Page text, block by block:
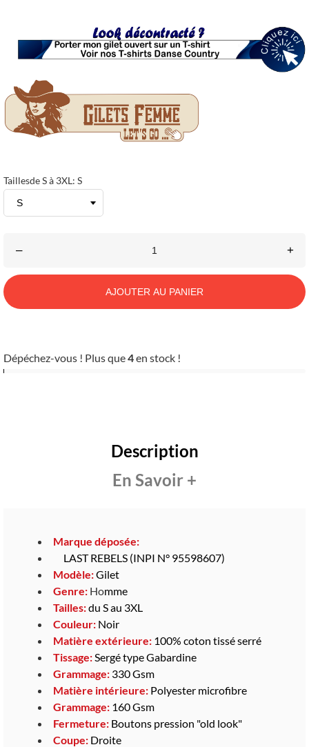
Taillesde S à 3XL: S
– +
AJOUTER AU PANIER
Dépéchez-vous ! Plus que4en stock !
Description
En Savoir +
Marque déposée:
LAST REBELS (INPI N° 95598607)
Modèle:Gilet
Genre: Homme
Tailles:du S au 3XL
Couleur: Noir
Matière extérieure: 100% coton tissé serré
Tissage:Sergé typeGabardine
Grammage: 330 Gsm
Matière intérieure: Polyester microfibre
Grammage: 160 Gsm
Fermeture: Boutons pression "old look"
Coupe: Droite